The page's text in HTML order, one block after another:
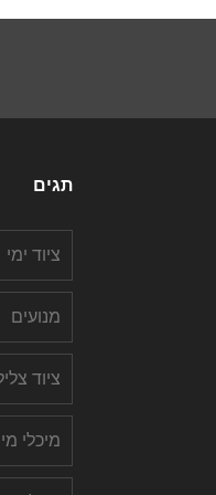
תגים
ציוד ימי
מנועים
ציוד
מיכלי